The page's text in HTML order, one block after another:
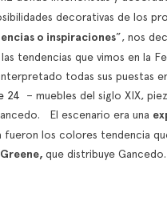
decorativas de los
o inspiraciones”, nos
tendencias que vimos en la
todas sus puestas
24 – muebles del siglo XIX,
El escenario era una
los colores tendencia
que distribuye